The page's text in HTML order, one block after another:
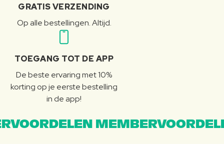
GRATIS VERZENDING
Op alle bestellingen. Altijd.
TOEGANG TOT DE APP
De beste ervaring met 10%
korting op je eerste bestelling
in de app!